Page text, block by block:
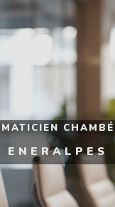
ENERALPES
cookies